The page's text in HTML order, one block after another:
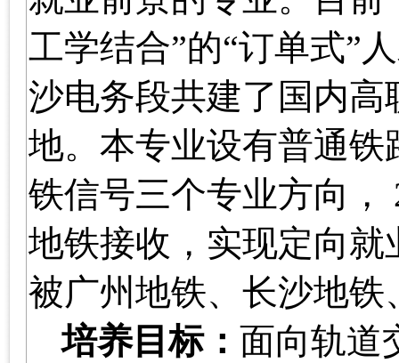
工学结合”的“订单式”
沙电务段共建了国内
地。本专业设有普通
铁信号三个专业方向，
地铁接收，实现定向就
被广州地铁、长沙地
培养目标： 面向轨道